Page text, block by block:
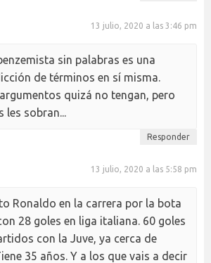
13 julio, 2020 a las 3:46 pm
sin palabras es una
de términos en sí misma.
quizá no tengan, pero
les sobran...
Responder
13 julio, 2020 a las 5:58 pm
Ronaldo en la carrera por la bota
28 goles en liga italiana. 60 goles
con la Juve, ya cerca de
35 años. Y a los que vais a decir